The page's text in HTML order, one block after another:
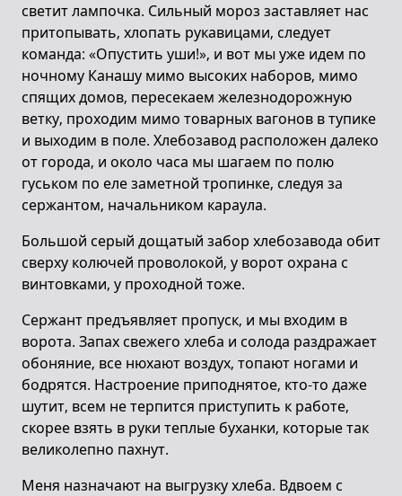
светит лампочка. Сильный мороз заставляет нас
притопывать, хлопать рукавицами, следует
команда: «Опустить уши!», и вот мы уже идем по
ночному Канашу мимо высоких наборов, мимо
спящих домов, пересекаем железнодорожную
ветку, проходим мимо товарных вагонов в тупике
и выходим в поле. Хлебозавод расположен далеко
от города, и около часа мы шагаем по полю
гуськом по еле заметной тропинке, следуя зa
сержантом, начальником караула.
Большой серый дощатый забор хлебозавода обит
сверху колючей проволокой, у ворот охрана с
винтовками, у проходной тоже.
Сержант предъявляет пропуск, и мы входим в
ворота. Запах свежего хлеба и солода раздражает
обоняние, все нюхают воздух, топают ногами и
бодрятся. Настроение приподнятое, кто-то даже
шутит, всем не терпится приступить к работе,
скорее взять в руки теплые буханки, которые так
великолепно пахнут.
Меня назначают на выгрузку хлеба. Вдвоем с